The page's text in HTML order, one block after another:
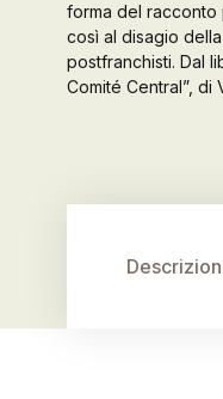
forma del
così al disagio
postfranchisti. Dal
Comité Central”, di